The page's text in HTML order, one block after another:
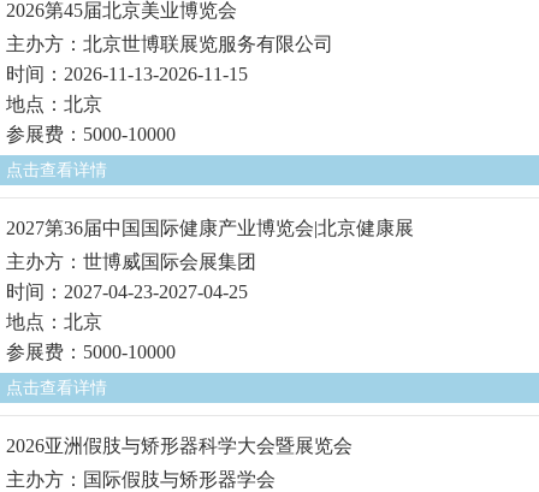
2026第45届北京美业博览会
主办方：北京世博联展览服务有限公司
时间：2026-11-13-2026-11-15
地点：北京
参展费：5000-10000
点击查看详情
2027第36届中国国际健康产业博览会|北京健康展
主办方：世博威国际会展集团
时间：2027-04-23-2027-04-25
地点：北京
参展费：5000-10000
点击查看详情
2026亚洲假肢与矫形器科学大会暨展览会
主办方：国际假肢与矫形器学会